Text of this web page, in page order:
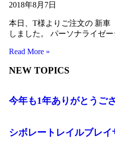
2018年8月7日
本日、T様よりご注文の 新
しました。 パーソナライゼ
Read More »
NEW TOPICS
今年も1年ありがとうご
シボレートレイルブレ